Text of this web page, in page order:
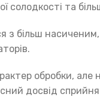
та
з більш
обробки, але
досвід